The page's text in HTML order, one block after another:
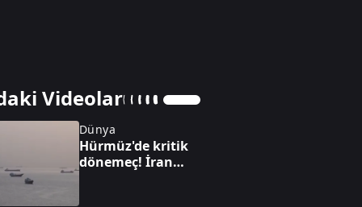
Videolar
Dünya
Hürmüz'de kritik
dönemeç! İran